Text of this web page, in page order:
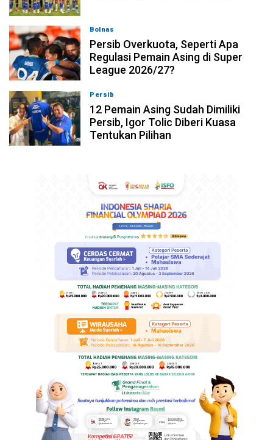
Bolnas
Persib Overkuota, Seperti Apa
Regulasi Pemain Asing di Super
League 2026/27?
Persib
12 Pemain Asing Sudah Dimiliki
Persib, Igor Tolic Diberi Kuasa
Tentukan Pilihan